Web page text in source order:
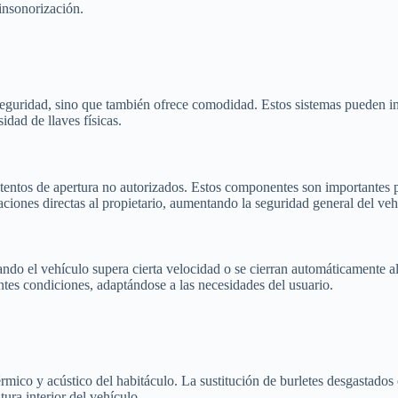
sino que también ofrece comodidad. Estos sistemas
de llaves físicas.
de apertura no autorizados. Estos componentes son
directas al propietario, aumentando la seguridad general del
el vehículo supera cierta velocidad o se cierran
condiciones, adaptándose a las necesidades del usuario.
y acústico del habitáculo. La sustitución de burletes